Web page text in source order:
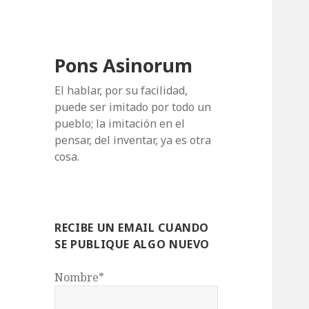
Pons Asinorum
El hablar, por su facilidad,
puede ser imitado por todo un
pueblo; la imitación en el
pensar, del inventar, ya es otra
cosa.
RECIBE UN EMAIL CUANDO
SE PUBLIQUE ALGO NUEVO
Nombre*